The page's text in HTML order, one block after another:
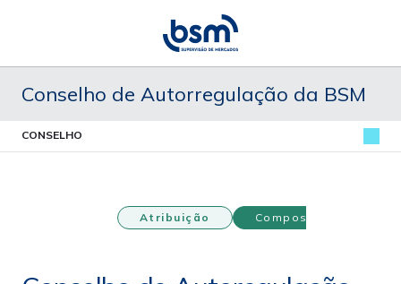
Conselho de Autorregulação da BSM
CONSELHO
Atribuição Composição